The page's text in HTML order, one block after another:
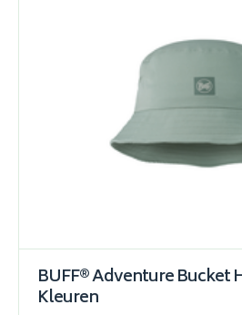
BUFF® Adventure Bucket
Kleuren